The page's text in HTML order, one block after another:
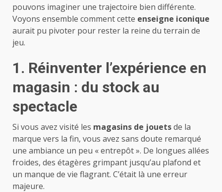
pouvons imaginer une trajectoire bien différente.
Voyons ensemble comment cette enseigne iconique
aurait pu pivoter pour rester la reine du terrain de
jeu.
1. Réinventer l’expérience en
magasin : du stock au
spectacle
Si vous avez visité les magasins de jouetsde la
marque vers la fin, vous avez sans doute remarqué
une ambiance un peu « entrepôt ». De longues allées
froides, des étagères grimpant jusqu’au plafond et
un manque de vie flagrant. C’était là une erreur
majeure.